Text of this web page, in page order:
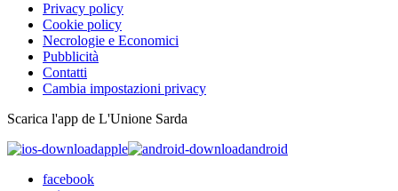
Privacy policy
Cookie policy
Necrologie e Economici
Pubblicità
Contatti
Cambia impostazioni privacy
Scarica l'app de L'Unione Sarda
apple
android
facebook